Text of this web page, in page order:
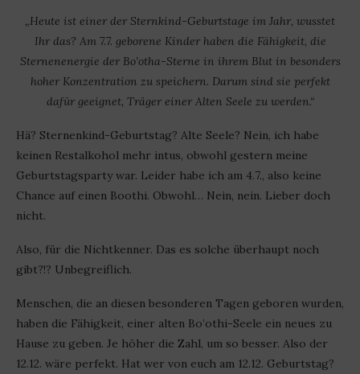
„Heute ist einer der Sternkind-Geburtstage im Jahr, wusstet
Ihr das? Am 7.7. geborene Kinder haben die Fähigkeit, die
Sternenenergie der Bo’otha-Sterne in ihrem Blut in besonders
hoher Konzentration zu speichern. Darum sind sie perfekt
dafür geeignet, Träger einer Alten Seele zu werden.“
Hä? Sternenkind-Geburtstag? Alte Seele? Nein, ich habe
keinen Restalkohol mehr intus, obwohl gestern meine
Geburtstagsparty war. Leider habe ich am 4.7., also keine
Chance auf einen Boothi. Obwohl… Nein, nein. Lieber doch
nicht.
Also, für die Nichtkenner. Das es solche überhaupt noch
gibt?!? Unbegreiflich.
Menschen, die an diesen besonderen Tagen geboren wurden,
haben die Fähigkeit, einer alten Bo’othi-Seele ein neues zu
Hause zu geben. Je höher die Zahl, um so besser. Also der
12.12. wäre perfekt. Hat wer von euch am 12.12. Geburtstag?